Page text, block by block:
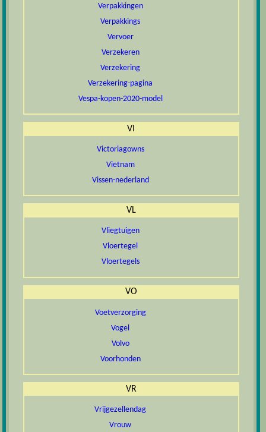
Verpakkingen
Verpakkings
Vervoer
Verzekeren
Verzekering
Verzekering-pagina
Vespa-kopen-2020-model
VI
Victoriagowns
Vietnam
Vissen-nederland
VL
Vliegtuigen
Vloertegel
Vloertegels
VO
Voetverzorging
Vogel
Volvo
Voorhonden
VR
Vrijgezellendag
Vrouw